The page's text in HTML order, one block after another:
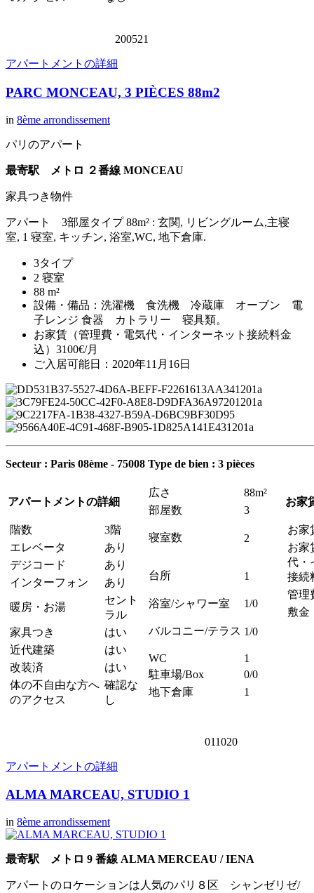
200521
アパートメントの詳細
PARC MONCEAU, 3 PIÈCES 88m2
in 8ème arrondissement
パリのアパート
最寄駅 メトロ ２番線 MONCEAU
家具つき物件
アパート 3部屋タイプ 88m² : 玄関, リビングルーム,主寝
室, 1 寝室, キッチン, 浴室,WC, 地下倉庫.
3タイプ
2 寝室
88 m²
設備・備品：洗濯機 食洗機 冷蔵庫 オーブン 電
子レンジ 食器 カトラリー 寝具類。
お家賃（管理費・電気代・インターネット接続料金
込）3100€/月
ご入居可能日：2020年11月16日
Secteur : Paris 08ème - 75008 Type de bien : 3 pièces
アパートメントの詳細
階数
3階
エレベータ
あり
デジコード
あり
インターフォン
あり
暖房・お湯
セント
ラル
家具つき
はい
近代建築
はい
改装済
はい
体の不自由な方へ
のアクセス
確認な
し
広さ
88m²
部屋数
3
寝室数 2
台所 1
浴室/シャワー室 1/0
バルコニー/テラス 1/0
WC
1
駐車場/Box
0/0
地下倉庫
1
お家
お家
お家
代・
接続
管理
敷金
011020
アパートメントの詳細
ALMA MARCEAU, STUDIO 1
in 8ème arrondissement
最寄駅 メトロ 9 番線 ALMA MERCEAU / IENA
アパートのロケーションは人気のパリ８区 シャンゼリゼ/